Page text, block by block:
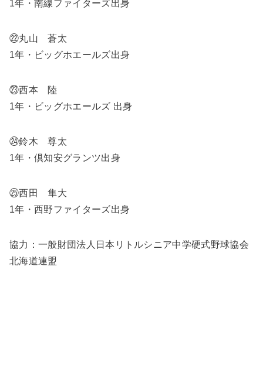
1年・南線ファイターズ出身
㉒丸山 蒼太
1年・ビッグホエールズ出身
㉓西本 陸
1年・ビッグホエールズ 出身
㉔鈴木 尊太
1年・倶知安グランツ出身
㉕西田 隼大
1年・西野ファイターズ出身
協力：一般財団法人日本リトルシニア中学硬式野球協会
北海道連盟